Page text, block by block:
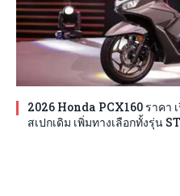
2026 Honda PCX160 ราคา
สเปกเดิม เพิ่มทางเลือกทั้งรุ่น